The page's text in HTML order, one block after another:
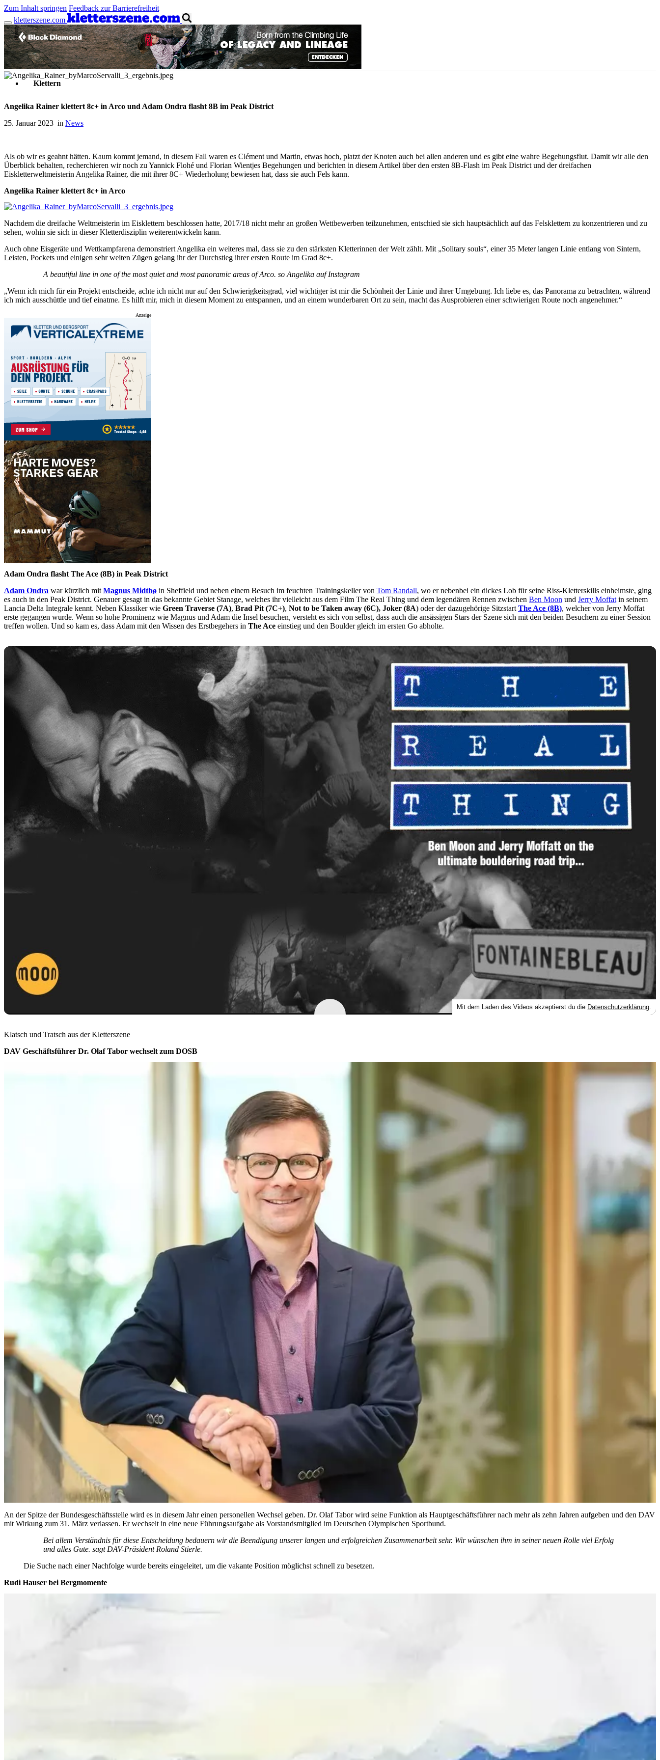
Zum Inhalt springen Feedback zur Barrierefreiheit
kletterszene.com
Anzeige
Angelika Rainer klettert 8c+ in Arco und Adam Ondra flasht 8B im Peak District
25. Januar 2023 in News
Klettern
Als ob wir es geahnt hätten. Kaum kommt jemand, in diesem Fall waren es Clément und Martin, etwas hoch, platzt der Knoten auch bei allen anderen und es gibt eine wahre Begehungsflut. Damit wir alle den
Überblick behalten, recherchieren wir noch zu Yannick Flohé und Florian Wientjes Begehungen und berichten in diesem Artikel über den ersten 8B-Flash im Peak District und der dreifachen
Eiskletterweltmeisterin Angelika Rainer, die mit ihrer 8C+ Wiederholung bewiesen hat, dass sie auch Fels kann.
Angelika Rainer klettert 8c+ in Arco
Nachdem die dreifache Weltmeisterin im Eisklettern beschlossen hatte, 2017/18 nicht mehr an großen Wettbewerben teilzunehmen, entschied sie sich hauptsächlich auf das Felsklettern zu konzentrieren und zu
sehen, wohin sie sich in dieser Kletterdisziplin weiterentwickeln kann.
Auch ohne Eisgeräte und Wettkampfarena demonstriert Angelika ein weiteres mal, dass sie zu den stärksten Kletterinnen der Welt zählt. Mit „Solitary souls“, einer 35 Meter langen Linie entlang von Sintern,
Leisten, Pockets und einigen sehr weiten Zügen gelang ihr der Durchstieg ihrer ersten Route im Grad 8c+.
A beautiful line in one of the most quiet and most panoramic areas of Arco. so Angelika auf Instagram
„Wenn ich mich für ein Projekt entscheide, achte ich nicht nur auf den Schwierigkeitsgrad, viel wichtiger ist mir die Schönheit der Linie und ihrer Umgebung. Ich liebe es, das Panorama zu betrachten, während
ich mich ausschüttle und tief einatme. Es hilft mir, mich in diesem Moment zu entspannen, und an einem wunderbaren Ort zu sein, macht das Ausprobieren einer schwierigen Route noch angenehmer.“
Anzeige
Adam Ondra flasht The Ace (8B) in Peak District
Adam Ondra war kürzlich mit Magnus Midtbø in Sheffield und neben einem Besuch im feuchten Trainingskeller von Tom Randall, wo er nebenbei ein dickes Lob für seine Riss-Kletterskills einheimste, ging
es auch in den Peak District. Genauer gesagt in das bekannte Gebiet Stanage, welches ihr vielleicht aus dem Film The Real Thing und dem legendären Rennen zwischen Ben Moon und Jerry Moffat in seinem
Lancia Delta Integrale kennt. Neben Klassiker wie Green Traverse (7A), Brad Pit (7C+), Not to be Taken away (6C), Joker (8A) oder der dazugehörige Sitzstart The Ace (8B), welcher von Jerry Moffat
erste gegangen wurde. Wenn so hohe Prominenz wie Magnus und Adam die Insel besuchen, versteht es sich von selbst, dass auch die ansässigen Stars der Szene sich mit den beiden Besuchern zu einer Session
treffen wollen. Und so kam es, dass Adam mit den Wissen des Erstbegehers in The Ace einstieg und den Boulder gleich im ersten Go abholte.
Mit dem Laden des Videos akzeptierst du die Datenschutzerklärung
Klatsch und Tratsch aus der Kletterszene
DAV Geschäftsführer Dr. Olaf Tabor wechselt zum DOSB
An der Spitze der Bundesgeschäftsstelle wird es in diesem Jahr einen personellen Wechsel geben. Dr. Olaf Tabor wird seine Funktion als Hauptgeschäftsführer nach mehr als zehn Jahren aufgeben und den DAV
mit Wirkung zum 31. März verlassen. Er wechselt in eine neue Führungsaufgabe als Vorstandsmitglied im Deutschen Olympischen Sportbund.
Bei allem Verständnis für diese Entscheidung bedauern wir die Beendigung unserer langen und erfolgreichen Zusammenarbeit sehr. Wir wünschen ihm in seiner neuen Rolle viel Erfolg
und alles Gute. sagt DAV-Präsident Roland Stierle.
Die Suche nach einer Nachfolge wurde bereits eingeleitet, um die vakante Position möglichst schnell zu besetzen.
Rudi Hauser bei Bergmomente